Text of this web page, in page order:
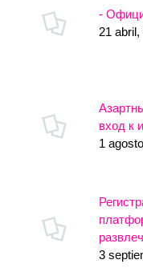
-
21 abril,
вход к
1
3